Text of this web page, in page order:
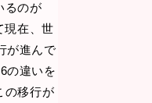
るのが
現在、世
が進んで
の違いを
の移行が